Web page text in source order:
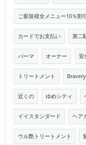
ご新規様全メニュー10％割
カードでお支払い 第二
パーマ オーナー 安
トリートメント
近くの ゆめシティ
イイスタンダード ヘア
ウル艶トリートメント